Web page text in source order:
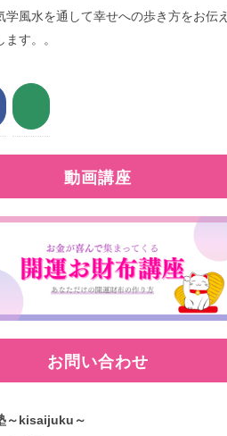
学風水を通して幸せへの歩き方をお伝え
ます。。
動画講座
お問い合わせ
～kisaijuku～